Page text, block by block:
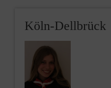
Köln-Dellbrück